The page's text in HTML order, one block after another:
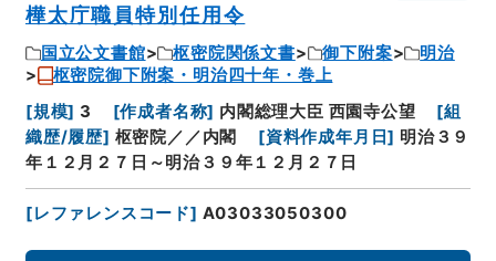
樺太庁職員特別任用令
国立公文書館 枢密院関係文書 御下附案
明治
枢密院御下附案・明治四十年・巻上
[規模] 3 [作成者名称] 内閣総理大臣 西園寺公望 [組
織歴/履歴] 枢密院／／内閣 [資料作成年月日] 明治３９
年１２月２７日～明治３９年１２月２７日
[レファレンスコード] A03033050300